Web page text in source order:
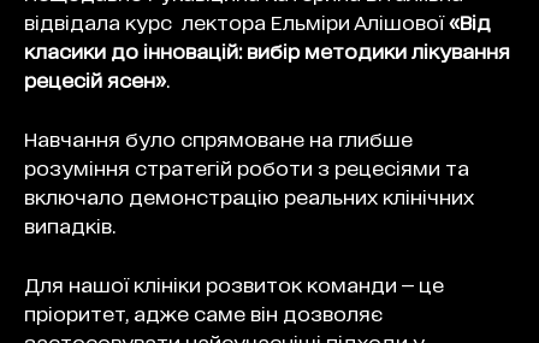
відвідала курс лектора Ельміри Алішової«Від
класики до інновацій: вибір методики лікування
рецесій ясен»
Навчання було спрямоване на глибше
розуміння стратегій роботи з рецесіями та
включало демонстрацію реальних клінічних
випадків.
Для нашої клініки розвиток команди — це
пріоритет, адже саме він дозволяє